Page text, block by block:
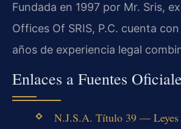
Fundada en 1997 por Mr. Sris,
Offices Of SRIS, P.C. cuenta
años de experiencia legal
Enlaces a Fuentes
N.J.S.A. Título 39 — Leyes